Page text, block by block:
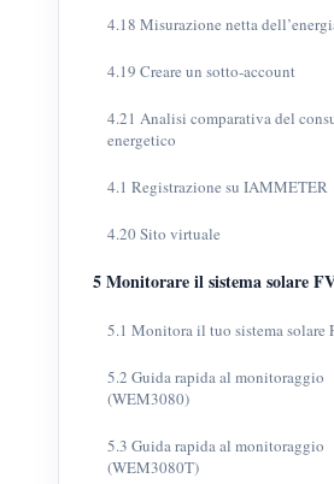
4.18 Misurazione netta
4.19 Creare un sotto-account
4.21 Analisi comparativa del
energetico
4.1 Registrazione su IAMMETER
4.20 Sito virtuale
5 Monitorare il sistema solare
5.1 Monitora il tuo sistema solare
5.2 Guida rapida al monitoraggio
(WEM3080)
5.3 Guida rapida al monitoraggio
(WEM3080T)